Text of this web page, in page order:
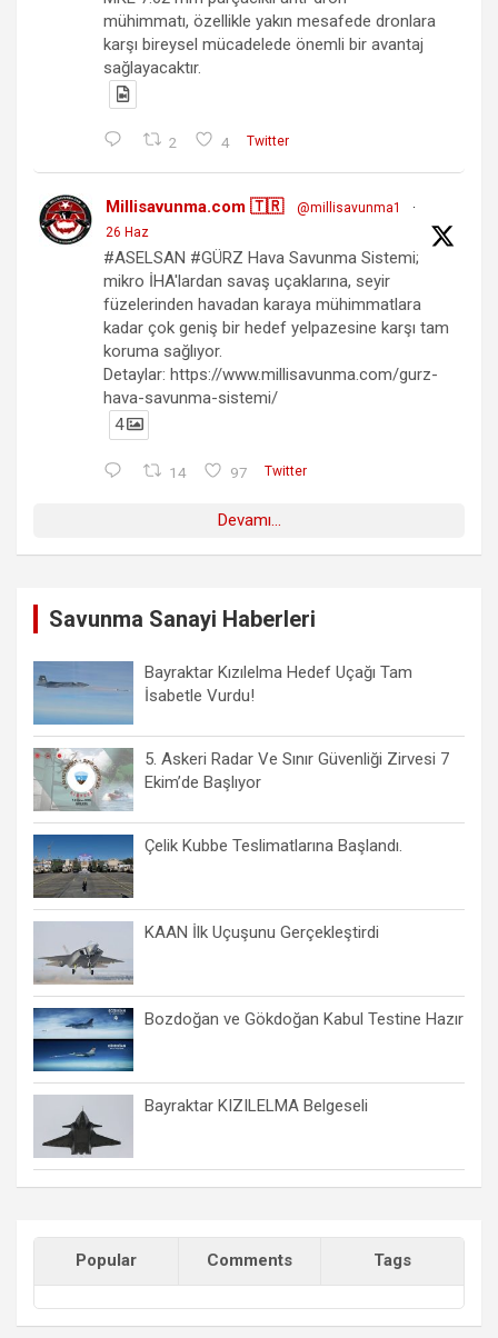
mühimmatı, özellikle yakın mesafede dronlara
karşı bireysel mücadelede önemli bir avantaj
sağlayacaktır.
2 4 Twitter
Millisavunma.com 🇹🇷 @millisavunma1
·
26 Haz
#ASELSAN #GÜRZ Hava Savunma Sistemi;
mikro İHA'lardan savaş uçaklarına, seyir
füzelerinden havadan karaya mühimmatlara
kadar çok geniş bir hedef yelpazesine karşı tam
koruma sağlıyor.
Detaylar: https://www.millisavunma.com/gurz-
hava-savunma-sistemi/
4
14 97 Twitter
Devamı...
Savunma Sanayi Haberleri
Bayraktar Kızılelma Hedef Uçağı Tam
İsabetle Vurdu!
5. Askeri Radar Ve Sınır Güvenliği Zirvesi 7
Ekim’de Başlıyor
Çelik Kubbe Teslimatlarına Başlandı.
KAAN İlk Uçuşunu Gerçekleştirdi
Bozdoğan ve Gökdoğan Kabul Testine Hazır
Bayraktar KIZILELMA Belgeseli
Popular Comments Tags